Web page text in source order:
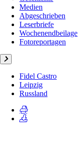
Medien
Abgeschrieben
Leserbriefe
Wochenendbeilage
Fotoreportagen
Fidel Castro
Leipzig
Russland